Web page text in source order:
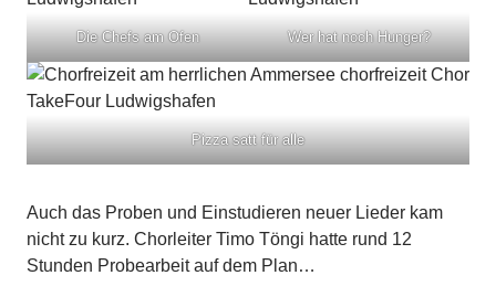
Die Chefs am Ofen Wer hat noch Hunger?
Pizza satt für alle
Auch das Proben und Einstudieren neuer Lieder kam
nicht zu kurz. Chorleiter Timo Töngi hatte rund 12
Stunden Probearbeit auf dem Plan…